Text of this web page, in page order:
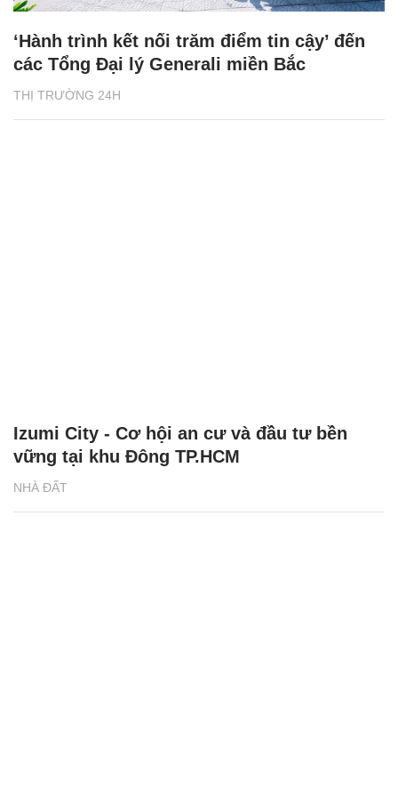
THỊ TRƯỜNG 24H
‘Hành trình kết nối trăm điểm tin cậy’ đến
các Tổng Đại lý Generali miền Bắc
NHÀ ĐẤT
Izumi City - Cơ hội an cư và đầu tư bền
vững tại khu Đông TP.HCM